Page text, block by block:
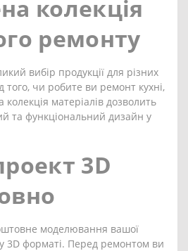
колекція
ремонту
вибір продукції для різних
того, чи робите ви ремонт кухні,
колекція матеріалів дозволить
та функціональний дизайн у
3D
моделювання вашої
у 3D форматі. Перед ремонтом ви